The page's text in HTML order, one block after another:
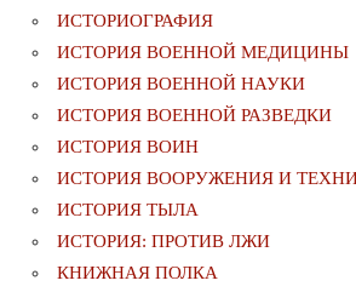
ИСТОРИОГРАФИЯ
ИСТОРИЯ ВОЕННОЙ МЕДИЦИНЫ
ИСТОРИЯ ВОЕННОЙ НАУКИ
ИСТОРИЯ ВОЕННОЙ РАЗВЕДКИ
ИСТОРИЯ ВОИН
ИСТОРИЯ ВООРУЖЕНИЯ И
ИСТОРИЯ ТЫЛА
ИСТОРИЯ: ПРОТИВ ЛЖИ
КНИЖНАЯ ПОЛКА